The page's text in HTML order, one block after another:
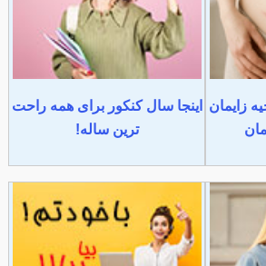
زایمان
اینجا سال کنکور برای همه راحت
ترین ساله!